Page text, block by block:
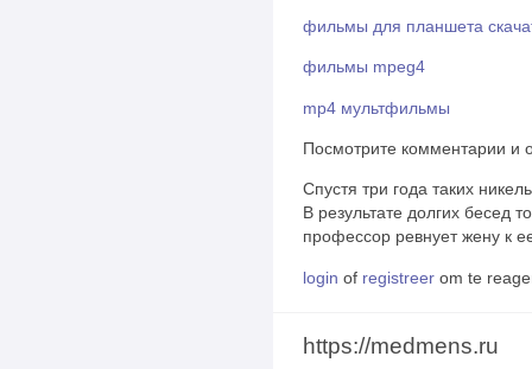
фильмы для планшета
фильмы mpeg4
mp4 мультфильмы
Посмотрите комментарии и
Спустя три года таких
В результате долгих бесед
профессор ревнует жену к
login of registreer om te
https://medmens.ru